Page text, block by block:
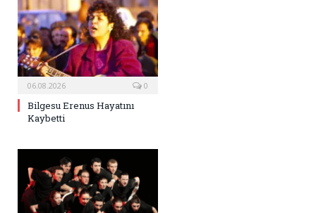
06.08.2026 0
Bilgesu Erenus Hayatını
Kaybetti